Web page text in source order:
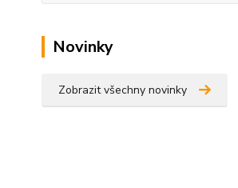
Novinky
Zobrazit všechny novinky